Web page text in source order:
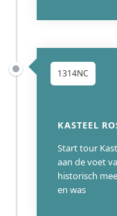
1314NC
KASTEEL
Start tour
aan de voet
historisch
en was